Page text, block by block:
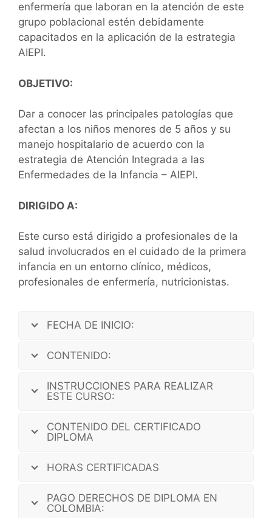
enfermería que laboran en la atención de este
grupo poblacional estén debidamente
capacitados en la aplicación de la estrategia
AIEPI.
OBJETIVO:
Dar a conocer las principales patologías que
afectan a los niños menores de 5 años y su
manejo hospitalario de acuerdo con la
estrategia de Atención Integrada a las
Enfermedades de la Infancia – AIEPI.
DIRIGIDO A:
Este curso está dirigido a profesionales de la
salud involucrados en el cuidado de la primera
infancia en un entorno clínico, médicos,
profesionales de enfermería, nutricionistas.
FECHA DE INICIO:
CONTENIDO:
INSTRUCCIONES PARA REALIZAR
ESTE CURSO:
CONTENIDO DEL CERTIFICADO
DIPLOMA
HORAS CERTIFICADAS
PAGO DERECHOS DE DIPLOMA EN
COLOMBIA: